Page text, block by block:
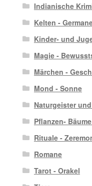
Indianische
Kelten -
Kinder- und
Magie -
Märchen -
Mond - Sonne
Naturgeister
Pflanzen-
Rituale -
Romane
Tarot - Orakel